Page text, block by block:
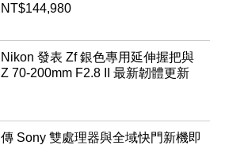
NT$144,980
Nikon 發表 Zf 銀色專用延伸握把與
Z 70-200mm F2.8 II 最新韌體更新
傳 Sony 雙處理器與全域快門新機即